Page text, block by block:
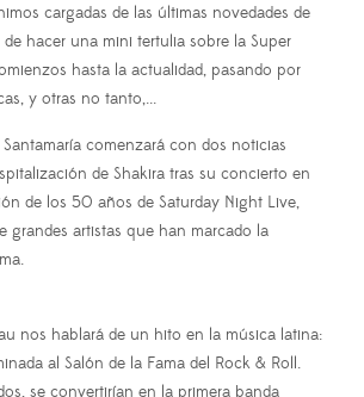
cargadas de las últimas novedades de
de hacer una mini tertulia sobre la Super
hasta la actualidad, pasando por
y otras no tanto,...
comenzará con dos noticias
de Shakira tras su concierto en
de los 50 años de Saturday Night Live,
grandes artistas que han marcado la
nos hablará de un hito en la música latina:
al Salón de la Fama del Rock & Roll.
se convertirían en la primera banda